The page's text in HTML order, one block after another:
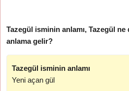
Tazegül isminin anlamı, Tazegül
anlama gelir?
Tazegül isminin anlamı
Yeni açan gül